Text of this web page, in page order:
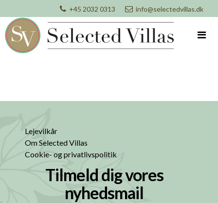
+45 2032 0313 info@selectedvillas.dk
Lejevilkår
Om Selected Villas
Cookie- og privatlivspolitik
Tilmeld dig vores
nyhedsmail